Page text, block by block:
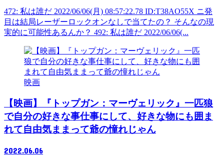
472: 私は誰だ 2022/06/06(月) 08:57:22.78 ID:T38AO55X ニ発
目は結局レーザーロックオンなしで当てたの？ そんなの現
実的に可能性あるんか？ 492: 私は誰だ 2022/06/06(...
映画
【映画】『トップガン：マーヴェリック』一匹狼
で自分の好きな事仕事にして、好きな物にも囲ま
れて自由気ままって爺の憧れじゃん
2022.06.06